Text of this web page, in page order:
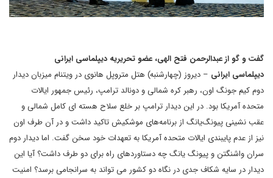
گفت و گو از عبدالرحمن فتح الهی، عضو تحریریه دیپلماسی ایرانی
دیپلماسی ایرانی – دیروز (چهارشنبه) هتل متروپل هانوی در ویتنام میزبان دیدار
دوم کیم جونگ اون، رهبر کره شمالی و دونالد ترامپ، رئیس جمهور ایالات
متحده آمریکا بود. در این دیدار ترامپ بر خلع سلاح هسته ای کامل شمالی و
عقب نشینی پیونگ‌یانگ از برنامه‌های موشکیش تاکید داشت و در آن طرف اون
نیز از عدم پایبندی ایالات متحده آمریکا به تعهدات خود سخن گفت. اما دیدار دوم
سران واشنگتن و پیونگ یانگ چه دستاوردهای راه برای دو طرف داشت؟ آیا این
دیدار در سایه شکاف جدی در نگاه دو کشور می تواند به سرانجامی برسد؟ امنیت